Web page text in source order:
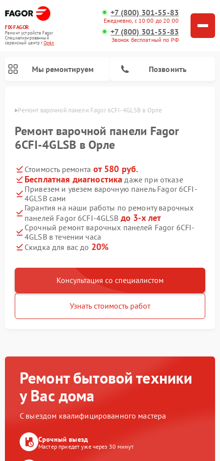
FIX-FAGOR
Ремонт устройств Fagor
Специализированный
cервисный центр г.Орёл
+7 (800) 301-55-83
Ежедневно, с 10:00 до 20:00
+7 (800) 301-55-83
Звонок бесплатный по РФ
Мы ремонтируем Позвонить
Ремонт варочной панели Fagor 6CFI-4GLSB в Орле
Ремонт варочной панели Fagor
6CFI-4GLSB в Орле
Стоимость ремонта от 580 руб.
Бесплатная диагностика даже при отказе
Привезем и увезем варочную панель Fagor 6CFI-
4GLSB сами
Гарантия на наши работы по ремонту варочных
панелей Fagor 6CFI-4GLSB до 3-х лет
Срочный ремонт варочных панелей Fagor 6CFI-
4GLSB в течении часа
Скидка для вас до 20%
Консультация со специалистом
Узнать стоимость работ
Ремонт бытовой техники
у Вас дома
С выездом квалифицированного мастера
Срочный выезд
Мастер приедет уже через 30 минут